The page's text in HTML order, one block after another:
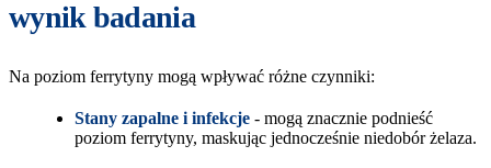
wynik badania
Na poziom ferrytyny mogą wpływać różne czynniki:
Stany zapalne i infekcje - mogą znacznie podnieść
poziom ferrytyny, maskując jednocześnie niedobór żelaza.